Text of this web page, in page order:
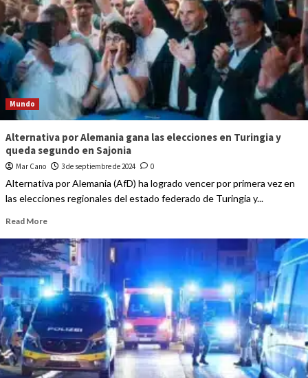
Mundo
Alternativa por Alemania gana las elecciones en Turingia y
queda segundo en Sajonia
Mar Cano 3 de septiembre de 2024 0
Alternativa por Alemania (AfD) ha logrado vencer por primera vez en
las elecciones regionales del estado federado de Turingia y...
Read More